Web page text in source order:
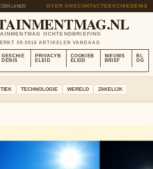
OVER ONSCONTACTGESCHIEDENIS
OCHTENDBRIEFING
09:0516 ARTIKELEN VANDAAG
GESCHIE
DENIS
PRIVACYB
ELEID
COOKIEB
ELEID
NIEUWS
BRIEF
BL
OG
TECHNOLOGIE WERELD ZAKELIJK